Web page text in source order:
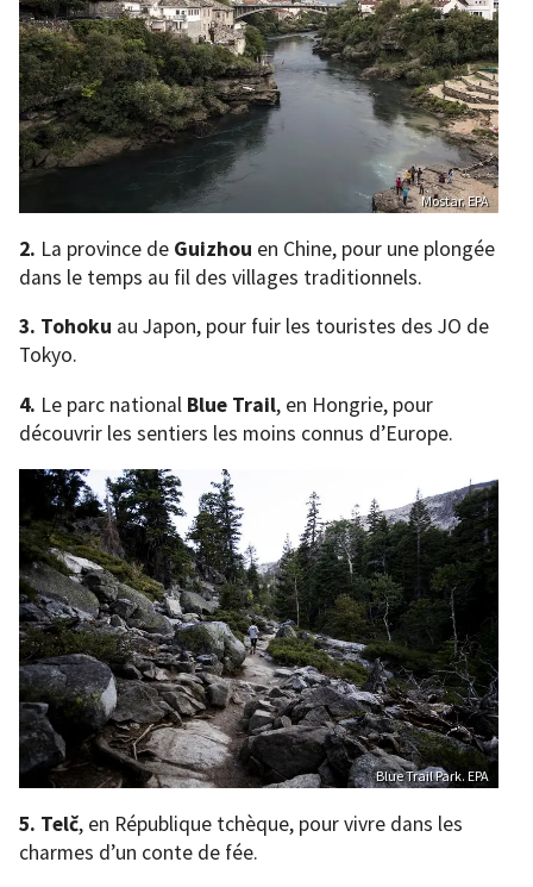
Mostar. EPA
2. La province de Guizhou en Chine, pour une plongée
dans le temps au fil des villages traditionnels.
3. Tohoku au Japon, pour fuir les touristes des JO de
Tokyo.
4. Le parc national Blue Trail, en Hongrie, pour
découvrir les sentiers les moins connus d’Europe.
Blue Trail Park. EPA
5. Telč, en République tchèque, pour vivre dans les
charmes d’un conte de fée.